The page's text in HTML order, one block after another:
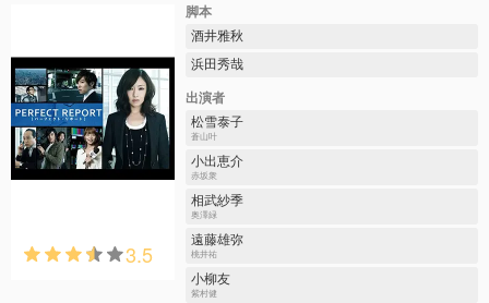
3.5
脚本
酒井雅秋
浜田秀哉
出演者
松雪泰子
蒼山叶
小出恵介
赤坂衆
相武紗季
奥澤緑
遠藤雄弥
桃井祐
小柳友
紫村健